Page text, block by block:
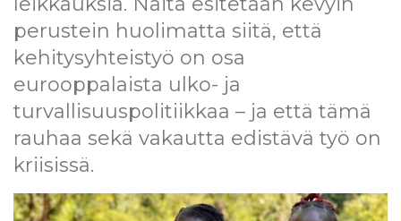
perustein huolimatta siitä, että
kehitysyhteistyö on osa
eurooppalaista ulko- ja
turvallisuuspolitiikkaa – ja että tämä
rauhaa sekä vakautta edistävä työ on
kriisissä.